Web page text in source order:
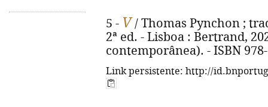
5 - V / Thomas Pynchon ;
2ª ed. - Lisboa : Bertrand,
contemporânea). - ISBN
Link persistente: http://